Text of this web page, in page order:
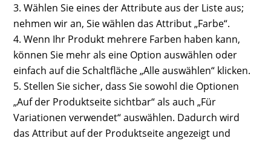
Wählen Sie eines der Attribute aus der Liste aus;
nehmen wir an, Sie wählen das Attribut „Farbe“.
Wenn Ihr Produkt mehrere Farben haben kann,
können Sie mehr als eine Option auswählen oder
einfach auf die Schaltfläche „Alle auswählen“ klicken.
Stellen Sie sicher, dass Sie sowohl die Optionen
„Auf der Produktseite sichtbar“ als auch „Für
Variationen verwendet“ auswählen. Dadurch wird
das Attribut auf der Produktseite angezeigt und